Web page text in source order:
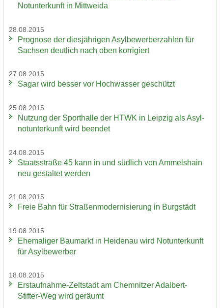
Notunterkunft in Mitt­wei­da
28.08.2015
Pro­gno­se der dies­jäh­ri­gen Asyl­be­wer­ber­zah­len für
Sach­sen deut­lich nach oben kor­ri­giert
27.08.2015
Sagar wird bes­ser vor Hoch­was­ser ge­schützt
25.08.2015
Nut­zung der Sport­hal­le der HTWK in Leip­zig als Asyl­
not­un­ter­kunft wird be­en­det
24.08.2015
Staats­stra­ße 45 kann in und süd­lich von Am­mels­hain
neu ge­stal­tet wer­den
21.08.2015
Freie Bahn für Stra­ßen­mo­der­ni­sie­rung in Burg­städt
19.08.2015
Ehe­ma­li­ger Bau­markt in Hei­den­au wird Not­un­ter­kunft
für Asyl­be­wer­ber
18.08.2015
Erstaufnahme-​Zeltstadt am Chem­nit­zer Adalbert-​
Stifter-Weg wird ge­räumt